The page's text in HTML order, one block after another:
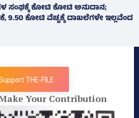
ಸಂಘಕ್ಕೆ ಕೋಟಿ ಕೋಟಿ ಅನುದಾನ;
ಕೋಟಿ ವೆಚ್ಚಕ್ಕೆ ದಾಖಲೆಗಳೇ ಇಲ್ಲವೆಂದ
THE-FILE
Your Contribution